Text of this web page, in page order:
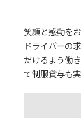
笑顔と感動を
ドライバーの
だけるよう働
て制服貸与も